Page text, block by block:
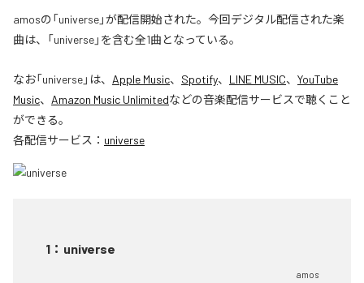
amosの「universe」が配信開始された。今回デジタル配信された楽
曲は、「universe」を含む全1曲となっている。
なお「universe」は、 Apple Music、 Spotify、 LINE MUSIC、 YouTube
Music、 Amazon Music Unlimitedなどの音楽配信サービスで聴くこと
ができる。
各配信サービス： universe
1 ： universe
amos